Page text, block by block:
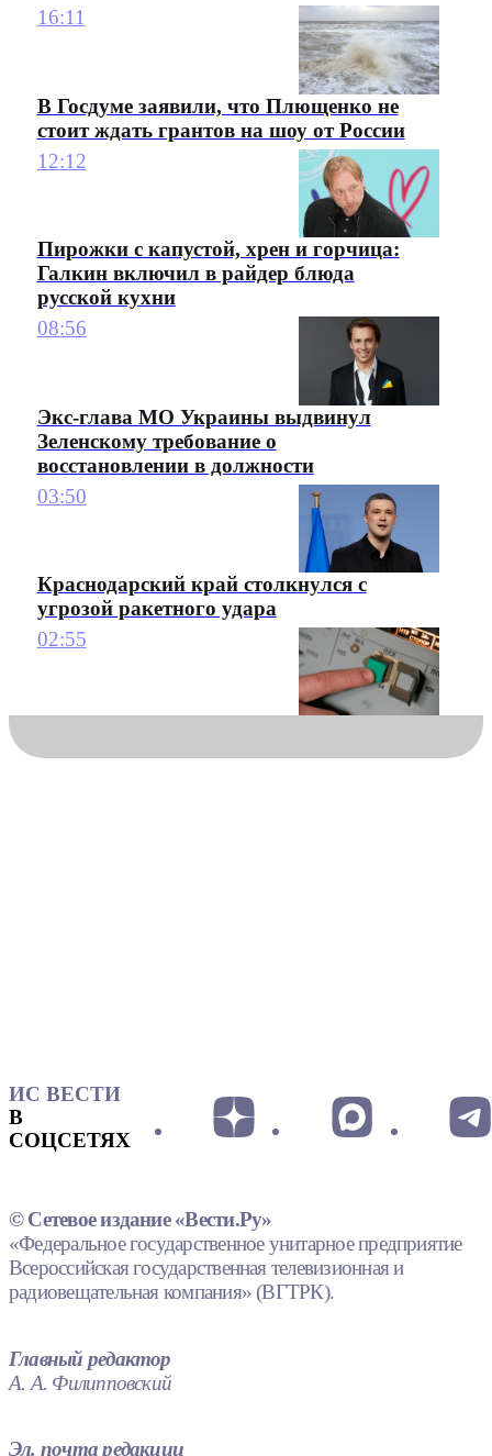
16:11
В Госдуме заявили, что Плющенко не
стоит ждать грантов на шоу от России
12:12
Пирожки с капустой, хрен и горчица:
Галкин включил в райдер блюда
русской кухни
08:56
Экс-глава МО Украины выдвинул
Зеленскому требование о
восстановлении в должности
03:50
Краснодарский край столкнулся с
угрозой ракетного удара
02:55
ИС ВЕСТИ
В
СОЦСЕТЯХ
© Сетевое издание «Вести.Ру»
«Федеральное государственное унитарное предприятие
Всероссийская государственная телевизионная и
радиовещательная компания» (ВГТРК).
Главный редактор
А. А. Филипповский
Эл. почта редакции